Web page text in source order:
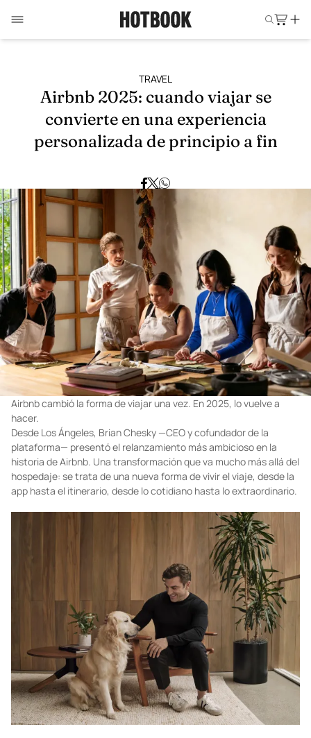
TRAVEL
Airbnb 2025: cuando viajar se
convierte en una experiencia
personalizada de principio a fin
Airbnb cambió la forma de viajar una vez. En 2025, lo vuelve a
hacer.
Desde Los Ángeles, Brian Chesky —CEO y cofundador de la
plataforma— presentó el relanzamiento más ambicioso en la
historia de Airbnb. Una transformación que va mucho más allá del
hospedaje: se trata de una nueva forma de vivir el viaje, desde la
app hasta el itinerario, desde lo cotidiano hasta lo extraordinario.